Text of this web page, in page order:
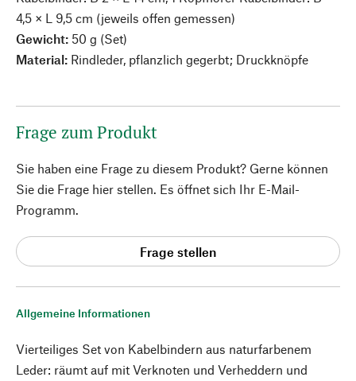
Allgemeine Informationen
Vierteiliges Set von Kabelbindern aus naturfarbenem
Leder: räumt auf mit Verknoten und Verheddern und
4,5 × L 9,5 cm (jeweils offen gemessen)
Gewicht: 50 g (Set)
Material: Rindleder, pflanzlich gegerbt; Druckknöpfe
Frage zum Produkt
Sie haben eine Frage zu diesem Produkt? Gerne können
Sie die Frage hier stellen. Es öffnet sich Ihr E-Mail-
Programm.
Frage stellen